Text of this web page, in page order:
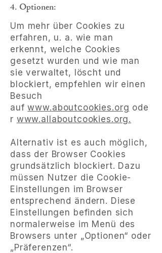
4. Optionen:
Um mehr über Cookies zu
erfahren, u. a. wie man
erkennt, welche Cookies
gesetzt wurden und wie man
sie verwaltet, löscht und
blockiert, empfehlen wir einen
Besuch
aufwww.aboutcookies.org ode
r www.allaboutcookies.org.
Alternativ ist es auch möglich,
dass der Browser Cookies
grundsätzlich blockiert. Dazu
müssen Nutzer die Cookie-
Einstellungen im Browser
entsprechend ändern. Diese
Einstellungen befinden sich
normalerweise im Menü des
Browsers unter „Optionen“ oder
„Präferenzen“.